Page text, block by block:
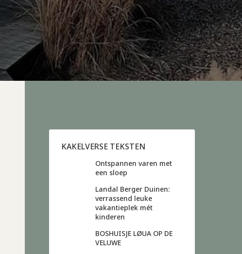
KAKELVERSE TEKSTEN
Ontspannen varen met
een sloep
Landal Berger Duinen:
verrassend leuke
vakantieplek mét
kinderen
BOSHUISJE LØUA OP DE
VELUWE